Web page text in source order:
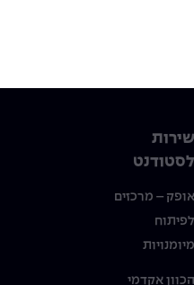
שירות
לסטודנט
אופק – מרכזים
לפיתוח
מיומנויות
הכוון אקדמי